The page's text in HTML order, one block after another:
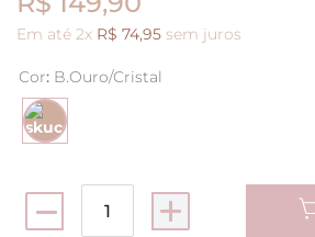
Em até 2x R$ 74,95 sem juros
Cor: B.Ouro/Cristal